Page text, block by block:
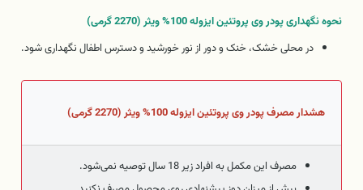
نحوه نگهداری پودر وی پروتئین ایزوله 100% ویثر (2270 گرمی)
در محلی خشک، خنک و دور از نور خورشید و دسترس اطفال نگهداری شود.
هشدار مصرف پودر وی پروتئین ایزوله 100% ویثر (2270 گرمی)
مصرف این مکمل به افراد زیر 18 سال توصیه نمی‌شود.